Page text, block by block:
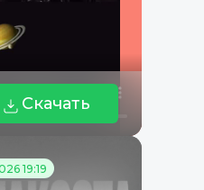
Скачать
19:19